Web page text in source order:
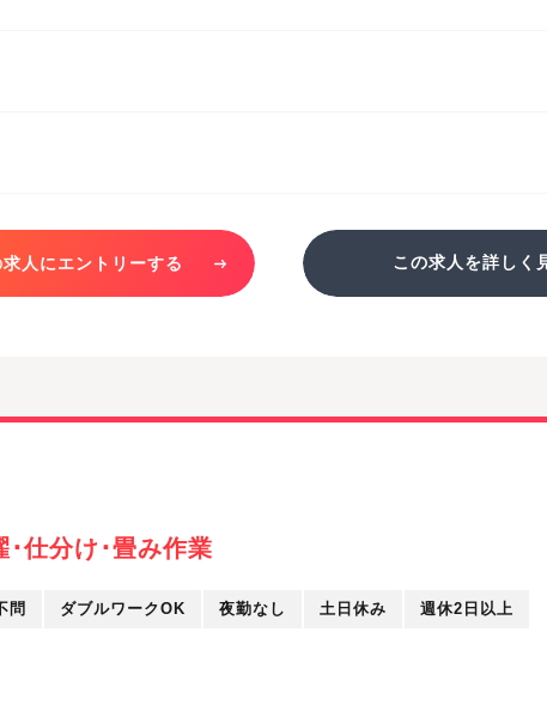
求人にエントリーする この求人を詳しく
仕分け･畳み作業
問 ダブルワークOK 夜勤なし 土日休み 週休2日以上